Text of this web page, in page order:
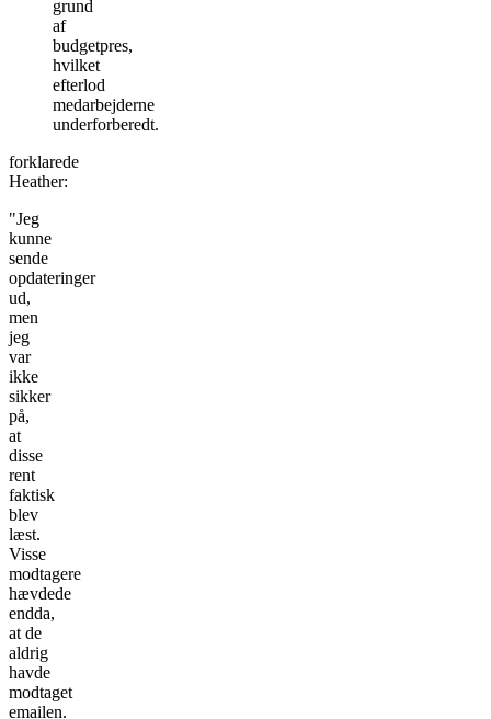
grund
af
budgetpres,
hvilket
efterlod
medarbejderne
underforberedt.
forklarede
Heather:
"Jeg
kunne
sende
opdateringer
ud,
men
jeg
var
ikke
sikker
på,
at
disse
rent
faktisk
blev
læst.
Visse
modtagere
hævdede
endda,
at de
aldrig
havde
modtaget
emailen.